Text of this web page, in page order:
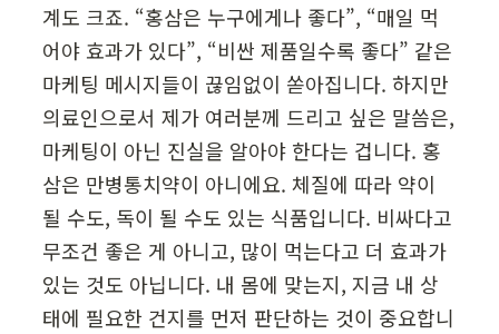
계도 크죠. “홍삼은 누구에게나 좋다”, “매일 먹
어야 효과가 있다”, “비싼 제품일수록 좋다” 같은
마케팅 메시지들이 끊임없이 쏟아집니다. 하지만
의료인으로서 제가 여러분께 드리고 싶은 말씀은,
마케팅이 아닌 진실을 알아야 한다는 겁니다. 홍
삼은 만병통치약이 아니에요. 체질에 따라 약이
될 수도, 독이 될 수도 있는 식품입니다. 비싸다고
무조건 좋은 게 아니고, 많이 먹는다고 더 효과가
있는 것도 아닙니다. 내 몸에 맞는지, 지금 내 상
태에 필요한 건지를 먼저 판단하는 것이 중요합니